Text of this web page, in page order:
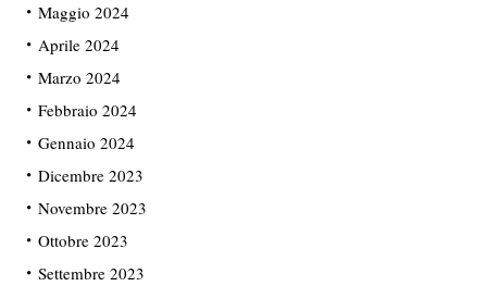
Maggio 2024
Aprile 2024
Marzo 2024
Febbraio 2024
Gennaio 2024
Dicembre 2023
Novembre 2023
Ottobre 2023
Settembre 2023